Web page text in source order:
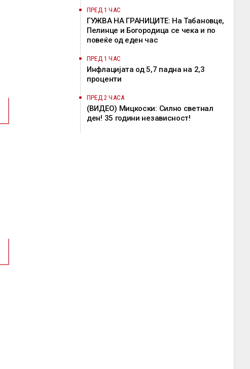
ПРЕД 1 ЧАС
ГУЖВА НА ГРАНИЦИТЕ: На Табановце,
Пелинце и Богородица се чека и по
повеќе од еден час
ПРЕД 1 ЧАС
Инфлацијата од 5,7 падна на 2,3
проценти
ПРЕД 2 ЧАСА
(ВИДЕО) Мицкоски: Силно светнал
ден! 35 години независност!